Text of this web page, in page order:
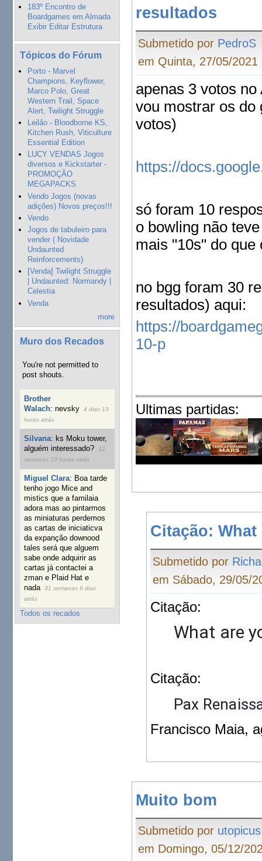
183º Encontro de
Boardgames em Almada
Exibir Editar Estrutura
Tópicos do Fórum
Porto - Marvel
Champions, Keyflower,
Marco Polo, Great
Western Trail, Space
Alert, Twilight Struggle
Leilão - Bloodborne KS,
Kitchen Rush, Viticulture
Essential Edition
LUCY VENDAS Jogos
diversos e Kickstarter -
PROMOÇÃO
MEGAPACKS
Vendo Jogos (novas
adições) Novos preços!!!
Vendo
Jogos de tabuleiro para
vender ( Novidade
Undaunted
Reinforcements)
[Venda] Twilight Struggle
| Undaunted: Normandy |
Celestia
Venda
more
Muro dos Recados
You're not permitted to
post shouts.
Brother
Walach:nevsky
4 dias 13
horas atrás
Silvana: ks Moku tower,
alguém interessado?
12
semanas 19 horas atrás
Miguel Clara: Boa tarde
tenho jogo Mice and
mistics que a familaia
adora mas ao pintarmos
as miniaturas perdemos
as cartas de iniciaticva
da expanção downood
tales será que alguem
sabe onde adquirir as
cartas já contactei a
zman e Plaid Hat e
nada
31 semanas 6 dias
atrás
Todos os recados
resultados
Submetido por PedroS
em Quinta, 27/05/2021
apenas 3 votos
vou mostrar os do
votos)
https://
só foram 10
o bowling não
mais "10s" do que
no bgg foram 30
resultados) aqui:
https://
10-p
Ultimas partidas:
Citação:
Submetido por
em Sábado, 29/05/
Citação:
What are
Citação:
Pax
Francisco Maia,
Muito bom
Submetido por utopicus
em Domingo, 05/12/